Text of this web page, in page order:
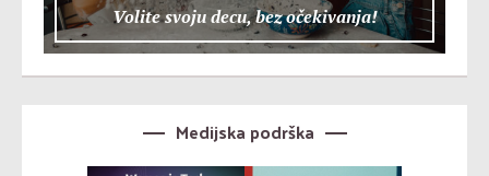
Volite svoju decu, bez očekivanja!
Medijska podrška